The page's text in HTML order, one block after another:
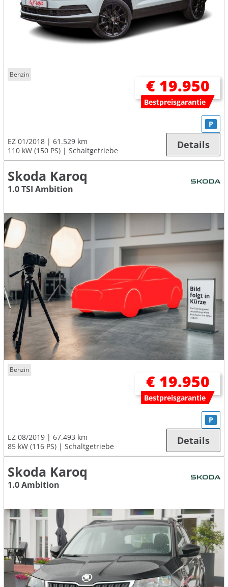
Benzin
€ 19.950
Bestpreisgarantie
EZ 01/2018
61.529 km
110 kW (150 PS)
Schaltgetriebe
P
Details
Skoda Karoq
1.0 TSI Ambition
Benzin
€ 19.950
Bestpreisgarantie
EZ 08/2019
67.493 km
85 kW (116 PS)
Schaltgetriebe
P
Details
Skoda Karoq
1.0 Ambition